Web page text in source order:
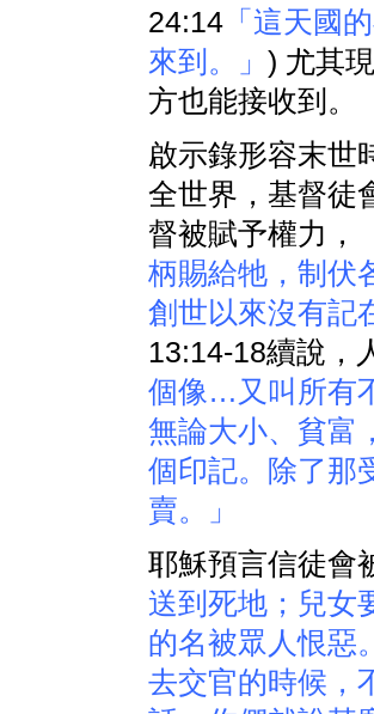
24:14「這天國
來到。」 ) 尤其
方也能接收到。
啟示錄形容末世
全世界，基督徒
督被賦予權力，
柄賜給牠，制伏
創世以來沒有記
13:14-18續說，
個像…又叫所有
無論大小、貧富
個印記。除了那
賣。」
耶穌預言信徒會
送到死地；兒女
的名被眾人恨惡
去交官的時候，